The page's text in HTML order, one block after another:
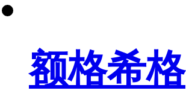
额格希格